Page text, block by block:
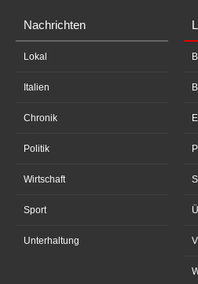
Nachrichten
Lokal
Italien
Chronik
Politik
Wirtschaft
Sport
Unterhaltung